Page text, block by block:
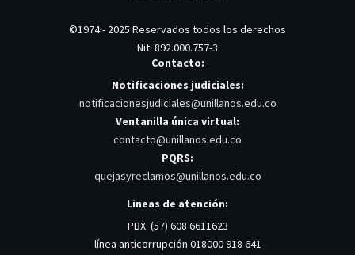
©1974 - 2025 Reservados todos los derechos
Nit: 892.000.757-3
Contacto:
Notificaciones judiciales:
notificacionesjudiciales@unillanos.edu.co
Ventanilla única virtual:
contacto@unillanos.edu.co
PQRS:
quejasyreclamos@unillanos.edu.co
Lineas de atención:
PBX. (57) 608 6611623
línea anticorrupción 018000 918 641